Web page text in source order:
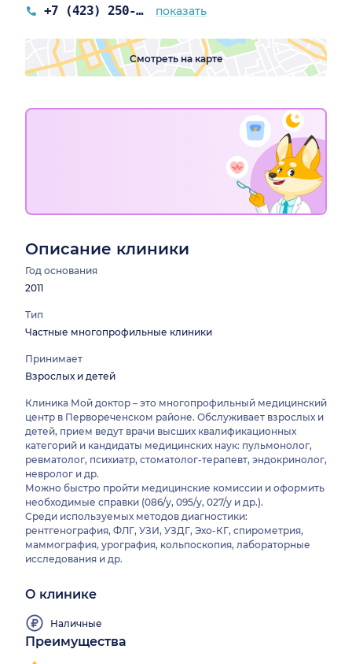
+7 (423) 250-67-23 показать
Смотреть на карте
Описание клиники
Год основания
2011
Тип
Частные многопрофильные клиники
Принимает
Взрослых и детей
Клиника Мой доктор – это многопрофильный медицинский
центр в Первореченском районе. Обслуживает взрослых и
детей, прием ведут врачи высших квалификационных
категорий и кандидаты медицинских наук: пульмонолог,
ревматолог, психиатр, стоматолог-терапевт, эндокринолог,
невролог и др.
Можно быстро пройти медицинские комиссии и оформить
необходимые справки (086/у, 095/у, 027/у и др.).
Среди используемых методов диагностики:
рентгенография, ФЛГ, УЗИ, УЗДГ, Эхо-КГ, спирометрия,
маммография, урография, кольпоскопия, лабораторные
исследования и др.
О клинике
Наличные
Преимущества
Работаем